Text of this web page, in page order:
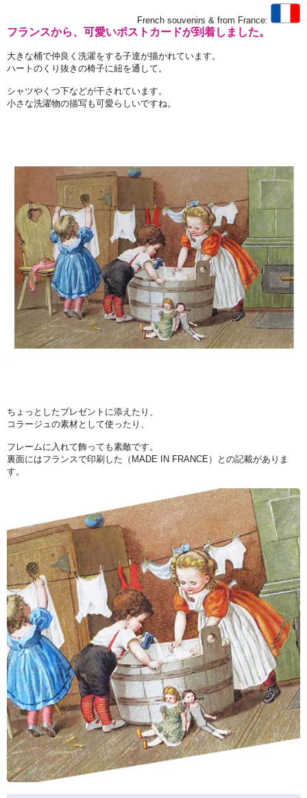
French souvenirs & from France:
フランスから、可愛いポストカードが到着しました。
大きな桶で仲良く洗濯をする子達が描かれています。
ハートのくり抜きの椅子に紐を通して。
シャツやくつ下などが干されています。
小さな洗濯物の描写も可愛らしいですね。
ちょっとしたプレゼントに添えたり、
コラージュの素材として使ったり、
フレームに入れて飾っても素敵です。
裏面にはフランスで印刷した（MADE IN FRANCE）との記載がありま
す。